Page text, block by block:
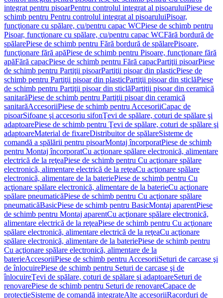
integrat pentru pisoarPentru controlul integrat al pisoaruluiPiese de
schimb pentru Pentru controlul integrat al pisoaruluiPisoar,
funcţionare cu spălare, cu/pentru capac WCPiese de schimb pentru
Pisoar, funcţionare cu spălare, cu/pentru capac WCFără bordură de
spălarePiese de schimb pentru Fără bordură de spălarePisoare,
funcţionare fără apăPiese de schimb pentru Pisoare, funcţionare fără
apăFără capacPiese de schimb pentru Fără capacPartiţii pisoarPiese
de schimb pentru Partiţii pisoarPartiţii pisoar din plasticPiese de
schimb pentru Partiţii pisoar din plasticPartiţii pisoar din sticlăPiese
de schimb pentru Partiţii pisoar din sticlăPartiţii pisoar din ceramică
sanitarăPiese de schimb pentru Partiţii pisoar din ceramică
sanitarăAccesoriiPiese de schimb pentru AccesoriiCapac de
pisoarSifoane şi accesoriu sifonŢevi de spălare, coturi de spălare şi
adaptoarePiese de schimb pentru Ţevi de spălare, coturi de spălare şi
adaptoareMaterial de fixareDistribuitor de spălareSisteme de
comandă a spălării pentru pisoarMontaj încorporatPiese de schimb
pentru Montaj încorporatCu acţionare spălare electronică, alimentare
electrică de la reţeaPiese de schimb pentru Cu acţionare spălare
electronică, alimentare electrică de la reţeaCu acţionare spălare
electronică, alimentare de la bateriePiese de schimb pentru Cu
acţionare spălare electronică, alimentare de la baterieCu acţionare
spălare pneumaticăPiese de schimb pentru Cu acţionare spălare
pneumaticăBasicPiese de schimb pentru BasicMontaj aparentPiese
de schimb pentru Montaj aparentCu acţionare spălare electronică,
alimentare electrică de la reţeaPiese de schimb pentru Cu acţionare
spălare electronică, alimentare electrică de la reţeaCu acţionare
spălare electronică, alimentare de la bateriePiese de schimb pentru
Cu acţionare spălare electronică, alimentare de la
baterieAccesoriiPiese de schimb pentru AccesoriiSeturi de carcase şi
de înlocuirePiese de schimb pentru Seturi de carcase şi de
înlocuireŢevi de spălare, coturi de spălare şi adaptoareSeturi de
renovarePiese de schimb pentru Seturi de renovareCapace de
protecţieSisteme de comandă integrateAlte accesoriiRacorduri de